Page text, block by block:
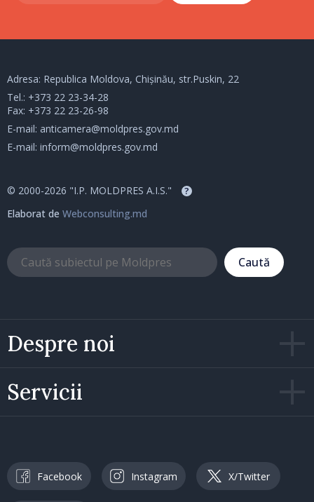
Despre noi
Servicii
Adresa: Republica Moldova, Chișinău, str.Puskin, 22
Tel.: +373 22 23-34-28
Fax: +373 22 23-26-98
E-mail: anticamera@moldpres.gov.md
E-mail: inform@moldpres.gov.md
© 2000-2026 "I.P. MOLDPRES A.I.S." ?
Elaborat de Webconsulting.md
Caută
Facebook Instagram X/Twitter